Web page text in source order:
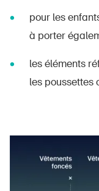
pour les
à porter
les éléments
les poussettes